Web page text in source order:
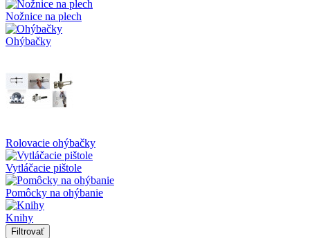
Nožnice na plech
Ohýbačky
Rolovacie ohýbačky
Vytláčacie pištole
Pomôcky na ohýbanie
Knihy
Filtrovať